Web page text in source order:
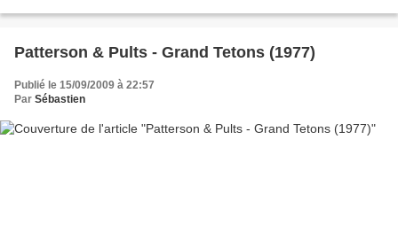
Patterson & Pults - Grand Tetons (1977)
Publié le 15/09/2009 à 22:57
Par Sébastien